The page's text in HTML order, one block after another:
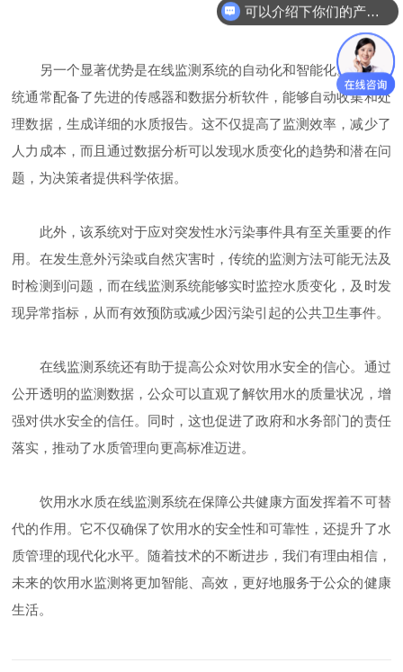
另一个显著优势是在线监测系统的自动化和智能化。这些系
统通常配备了先进的传感器和数据分析软件，能够自动收集和处
理数据，生成详细的水质报告。这不仅提高了监测效率，减少了
人力成本，而且通过数据分析可以发现水质变化的趋势和潜在问
题，为决策者提供科学依据。
此外，该系统对于应对突发性水污染事件具有至关重要的作
用。在发生意外污染或自然灾害时，传统的监测方法可能无法及
时检测到问题，而在线监测系统能够实时监控水质变化，及时发
现异常指标，从而有效预防或减少因污染引起的公共卫生事件。
在线监测系统还有助于提高公众对饮用水安全的信心。通过
公开透明的监测数据，公众可以直观了解饮用水的质量状况，增
强对供水安全的信任。同时，这也促进了政府和水务部门的责任
落实，推动了水质管理向更高标准迈进。
饮用水水质在线监测系统在保障公共健康方面发挥着不可替
代的作用。它不仅确保了饮用水的安全性和可靠性，还提升了水
质管理的现代化水平。随着技术的不断进步，我们有理由相信，
未来的饮用水监测将更加智能、高效，更好地服务于公众的健康
生活。
可以介绍下你们的产品么